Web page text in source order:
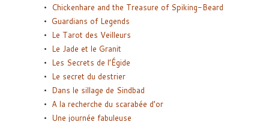
Chickenhare and the Treasure of Spiking-Beard
Guardians of Legends
Le Tarot des Veilleurs
Le Jade et le Granit
Les Secrets de l’Égide
Le secret du destrier
Dans le sillage de Sindbad
A la recherche du scarabée d’or
Une journée fabuleuse